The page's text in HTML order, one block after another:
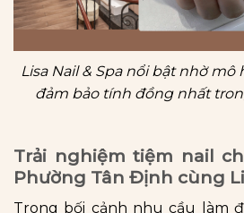
Lisa Nail & Spa nổi bật nhờ
đảm bảo tính đồng nhất
Trải nghiệm tiệm nail
Phường Tân Định cùng
Trong bối cảnh nhu cầu làm